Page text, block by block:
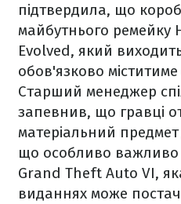
підтвердила, що
майбутнього ремейку
Evolved, який
обов'язково
Старший менеджер
запевнив, що гравці
матеріальний предмет
що особливо важливо
Grand Theft Auto VI,
виданнях може